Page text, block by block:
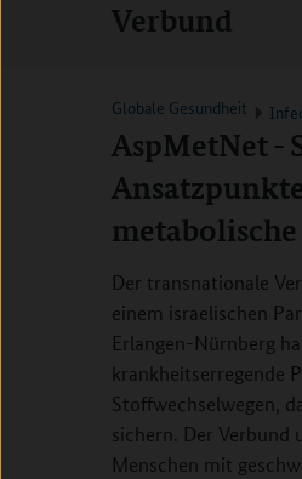
Verbund
Globale Gesundheit
AspMetNet -
Der transnationale
einem israelischen
Erlangen-Nürnberg
krankheitserregende
Stoffwechselwegen,
sichern. Der Verbund
Menschen mit